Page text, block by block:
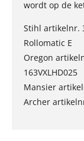
wordt op de
Stihl artikelnr.
Rollomatic E
Oregon
163VXLHD025
Mansier
Archer